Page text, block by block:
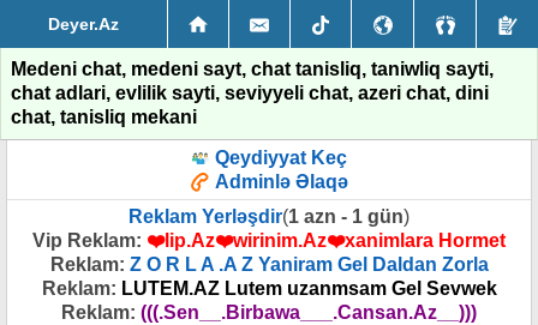
Deyer.Az
Medeni chat, medeni sayt, chat tanisliq, taniwliq sayti,
chat adlari, evlilik sayti, seviyyeli chat, azeri chat, dini
chat, tanisliq mekani
Qeydiyyat Keç
Adminlə Əlaqə
Reklam Yerləşdir(1 azn - 1 gün)
Vip Reklam: ❤️lip.Az❤️wirinim.Az❤️xanimlara Hormet
Reklam: Z O R L A .A Z Yaniram Gel Daldan Zorla
Reklam: LUTEM.AZ Lutem uzanmsam Gel Sevwek
Reklam: (((.Sen__.Birbawa___.Cansan.Az__)))